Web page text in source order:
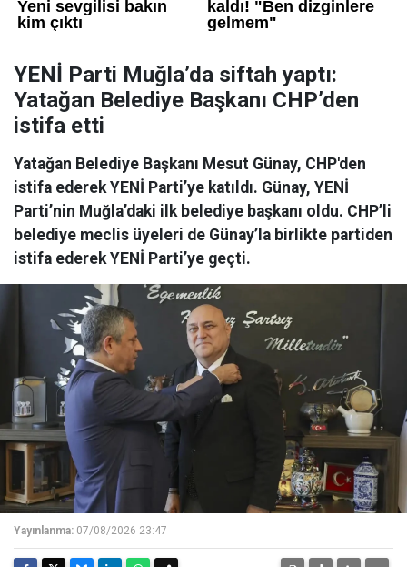
YENİ Parti Muğla’da siftah yaptı:
Yatağan Belediye Başkanı CHP’den
istifa etti
Yatağan Belediye Başkanı Mesut Günay, CHP'den
istifa ederek YENİ Parti’ye katıldı. Günay, YENİ
Parti’nin Muğla’daki ilk belediye başkanı oldu. CHP’li
belediye meclis üyeleri de Günay’la birlikte partiden
istifa ederek YENİ Parti’ye geçti.
Yayınlanma: 07/08/2026 23:47